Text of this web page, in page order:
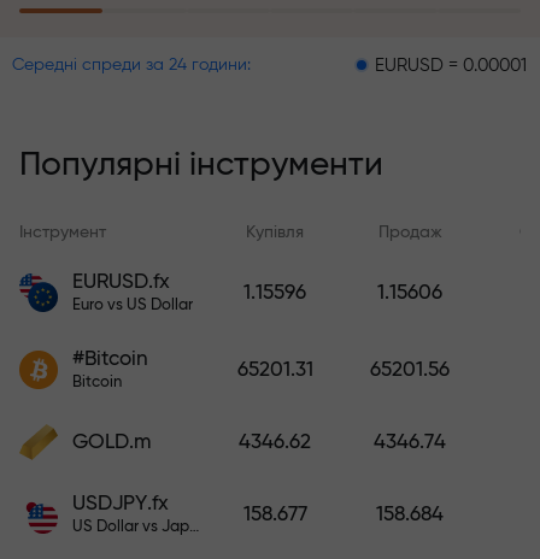
протягом 6 місяців. Торгуйте
Поповніть рахунок — і отримайте
ваш депозит. X1000 - це не
друкарська помилка. Чим
множник.
Середні спреди за 24 години: EURUSD = 0.00001
Популярні інструменти
Інструмент Купівля Продаж
EURUSD.fx
Euro vs US Dollar
1.15596 1.15606
#Bitcoin
Bitcoin
65201.31 65201.56
GOLD.m 4346.62 4346.74
USDJPY.fx
US Dollar vs Japanese Yen
158.677 158.684